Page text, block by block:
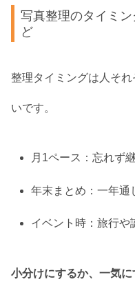
写真整理のタイミ
ど
整理タイミングは人そ
いです。
月1ペース：忘れず
年末まとめ：一年通
イベント時：旅行や
小分けにするか、一気